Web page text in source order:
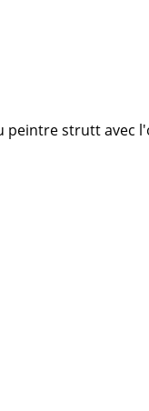
peintre strutt